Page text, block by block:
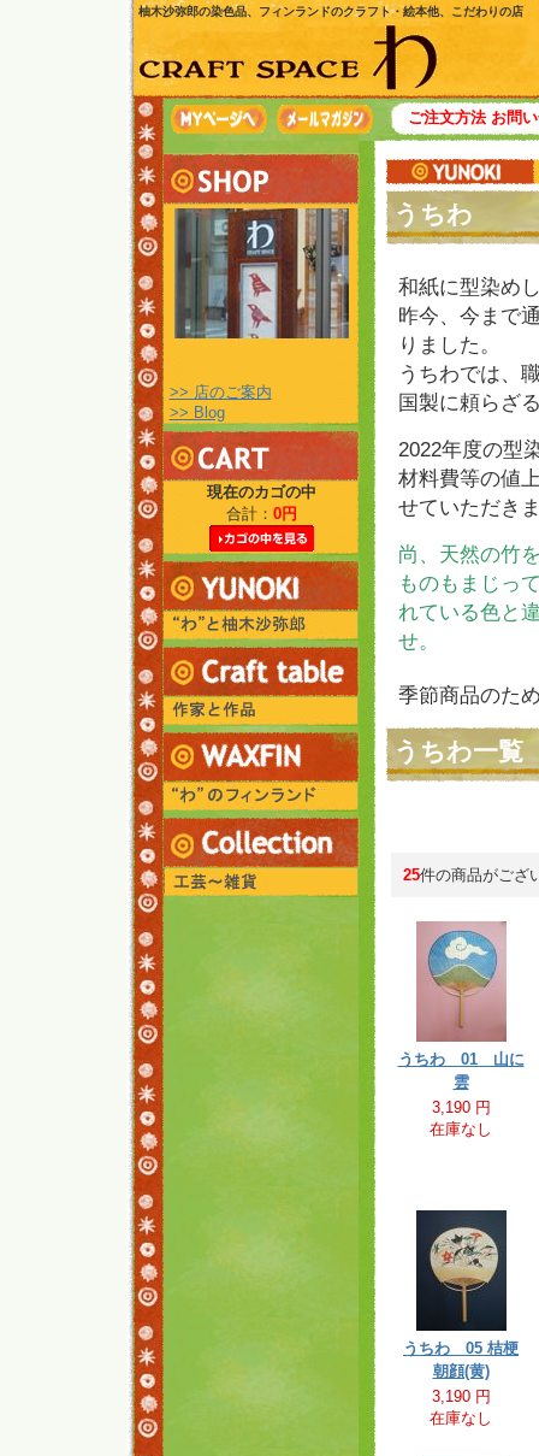
柚木沙弥郎の染色品、フィンランドのクラフト・絵本他、こだわりの店
ご注文方法 お問
>> 店のご案内
>> Blog
現在のカゴの中
合計： 0円
うちわ
和紙に型染め
昨今、今まで
りました。
うちわでは、
国製に頼らざ
2022年度の型
材料費等の値
せていただき
尚、天然の竹
ものもまじっ
れている色と
せ。
季節商品のた
うちわ一覧
25件の商品がござ
うちわ 01 山に
雲
3,190 円
在庫なし
うちわ 05 桔梗
朝顔(黄)
3,190 円
在庫なし